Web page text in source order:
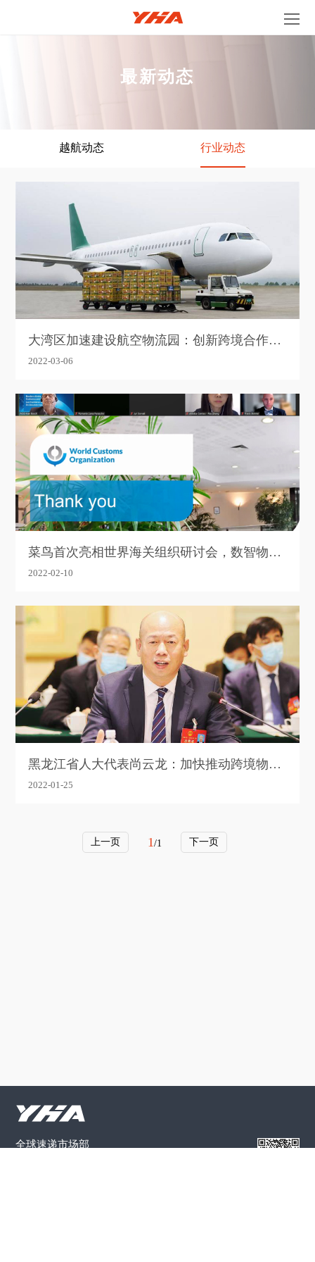
最新动态
越航动态 行业动态
大湾区加速建设航空物流园：创新跨境合作新
机制 打造世界级湾区供应链
2022-03-06
菜鸟首次亮相世界海关组织研讨会，数智物流
技术获得认可
2022-02-10
黑龙江省人大代表尚云龙：加快推动跨境物流
体系建设 打造“空中丝绸之路”
2022-01-25
上一页 1/1 下一页
全球速递市场部